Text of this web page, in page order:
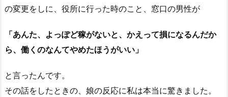
の変更をしに、役所に行った時のこと、窓口の男性が
「あんた、よっぽど稼がないと、かえって損になるんだか
ら、働くのなんてやめたほうがいい」
と言ったんです。
その話をしたときの、娘の反応に私は本当に驚きました。